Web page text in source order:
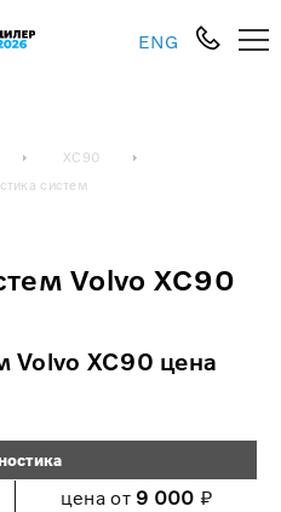
ENG
XC90
систем
Volvo XC90
Volvo XC90 цена
цена от 9 000 ₽